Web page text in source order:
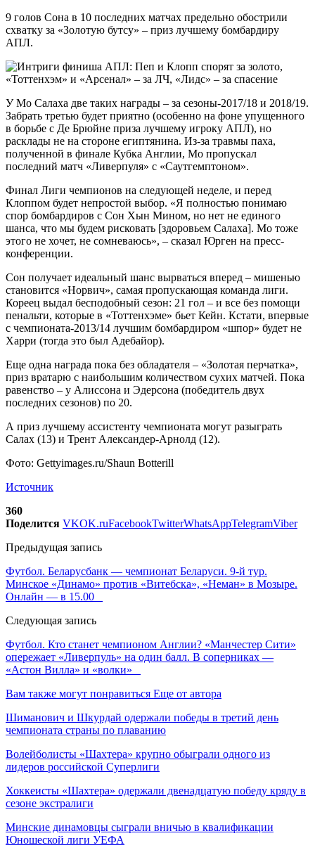
9 голов Сона в 10 последних матчах предельно обострили
схватку за «Золотую бутсу» – приз лучшему бомбардиру
АПЛ.
У Мо Салаха две таких награды – за сезоны-2017/18 и 2018/19.
Забрать третью будет приятно (особенно на фоне упущенного
в борьбе с Де Брюйне приза лучшему игроку АПЛ), но
расклады не на стороне египтянина. Из-за травмы паха,
полученной в финале Кубка Англии, Мо пропускал
последний матч «Ливерпуля» с «Саутгемптоном».
Финал Лиги чемпионов на следующей неделе, и перед
Клоппом будет непростой выбор. «Я полностью понимаю
спор бомбардиров с Сон Хын Мином, но нет не единого
шанса, что мы будем рисковать [здоровьем Салаха]. Мо тоже
этого не хочет, не сомневаюсь», – сказал Юрген на пресс-
конференции.
Сон получает идеальный шанс вырваться вперед – мишенью
становится «Норвич», самая пропускающая команда лиги.
Кореец выдал бесподобный сезон: 21 гол – и все без помощи
пенальти, которые в «Тоттенхэме» бьет Кейн. Кстати, впервые
с чемпионата-2013/14 лучшим бомбардиром «шпор» будет не
Харри (тогда это был Адебайор).
Еще одна награда пока без обладателя – «Золотая перчатка»,
приз вратарю с наибольшим количеством сухих матчей. Пока
равенство – у Алиссона и Эдерсона (победитель двух
последних сезонов) по 20.
А приз лучшему ассистенту чемпионата могут разыграть
Салах (13) и Трент Александер-Арнолд (12).
Фото: Gettyimages.ru/Shaun Botterill
Источник
360
Поделится VKOK.ruFacebookTwitterWhatsAppTelegramViber
Предыдущая запись
Футбол. Беларусбанк — чемпионат Беларуси. 9-й тур.
Минское «Динамо» против «Витебска», «Неман» в Мозыре.
Онлайн — в 15.00
Следующая запись
Футбол. Кто станет чемпионом Англии? «Манчестер Сити»
опережает «Ливерпуль» на один балл. В соперниках —
«Астон Вилла» и «волки»
Вам также могут понравиться Еще от автора
Шиманович и Шкурдай одержали победы в третий день
чемпионата страны по плаванию
Волейболисты «Шахтера» крупно обыграли одного из
лидеров российской Суперлиги
Хоккеисты «Шахтера» одержали двенадцатую победу кряду в
сезоне экстралиги
Минские динамовцы сыграли вничью в квалификации
Юношеской лиги УЕФА